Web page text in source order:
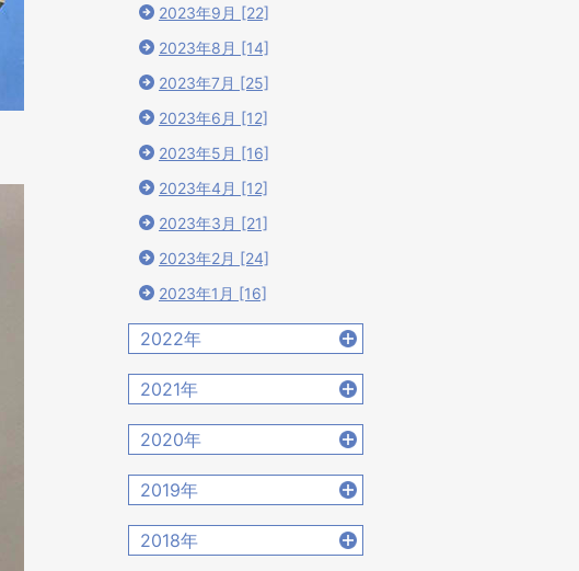
2023年9月 [22]
2023年8月 [14]
2023年7月 [25]
2023年6月 [12]
2023年5月 [16]
2023年4月 [12]
2023年3月 [21]
2023年2月 [24]
2023年1月 [16]
2022年
2022年12月 [15]
2022年10月 [16]
2022年9月 [12]
2022年7月 [19]
2021年
2021年12月 [18]
2021年10月 [17]
2021年9月 [14]
2020年
2020年12月 [21]
2020年10月 [21]
2019年
2019年12月 [14]
2018年